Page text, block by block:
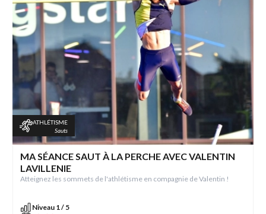
ATHLÉTISME
Sauts
MA SÉANCE SAUT À LA PERCHE AVEC VALENTIN
LAVILLENIE
Atteignez les sommets de l'athlétisme en compagnie de Valentin !
Niveau 1 / 5